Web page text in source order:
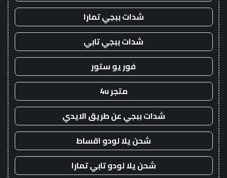
شدات ببجي تمارا
شدات ببجي تابي
فور يو ستور
متجر 4u
شدات ببجي عن طريق الايدي
شحن يلا لودو اقساط
شحن يلا لودو تابي تمارا